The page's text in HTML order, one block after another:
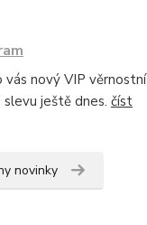
vás nový VIP věrnostní
ještě dnes. číst
novinky